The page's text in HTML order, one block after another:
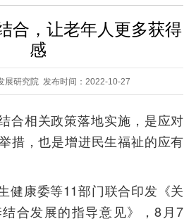
合，让老年人更多获得
感
展研究院 发布时间：2022-10-27
合相关政策落地实施，是应对
措，也是增进民生福祉的应有
健康委等11部门联合印发《关
合发展的指导意见》，8月7